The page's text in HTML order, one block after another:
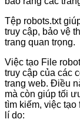
Tệp robots.txt
truy cập, bảo vệ
trang quan trọng.
Việc tạo File
truy cập của các
trang web. Điều
mà còn giúp tối
tìm kiếm, việc
lí do: